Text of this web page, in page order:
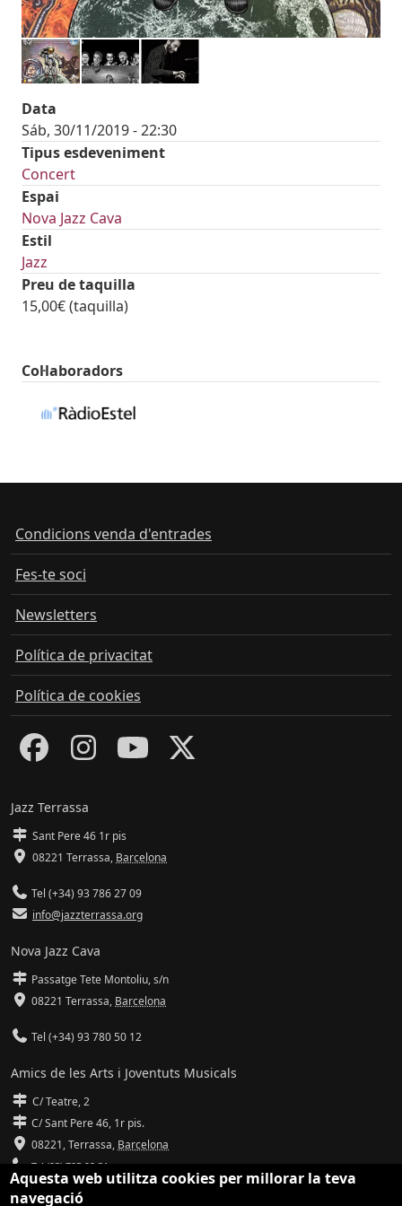
Data
Sáb, 30/11/2019 - 22:30
Tipus esdeveniment
Concert
Espai
Nova Jazz Cava
Estil
Jazz
Preu de taquilla
15,00€ (taquilla)
Col·laboradors
Condicions venda d'entrades
Fes-te soci
Newsletters
Política de privacitat
Política de cookies
Jazz Terrassa
Sant Pere 46 1r pis
08221 Terrassa, Barcelona
Tel (+34) 93 786 27 09
info@jazzterrassa.org
Nova Jazz Cava
Passatge Tete Montoliu, s/n
08221 Terrassa, Barcelona
Tel (+34) 93 780 50 12
Amics de les Arts i Joventuts Musicals
C/ Teatre, 2
C/ Sant Pere 46, 1r pis.
08221,Terrassa, Barcelona
Tel (93) 785 92 31
info@amicsdelesarts-jjmm.cat
Aquesta web utilitza cookies per millorar la teva
navegació